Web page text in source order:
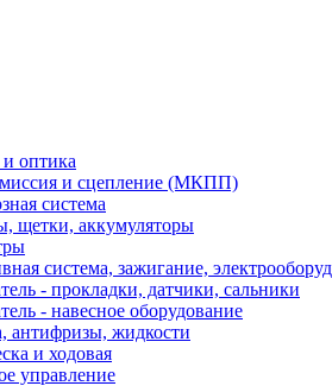
оптика
и сцепление (МКПП)
система
щетки, аккумуляторы
система, зажигание,
- прокладки, датчики, сальники
- навесное оборудование
антифризы, жидкости
и ходовая
управление